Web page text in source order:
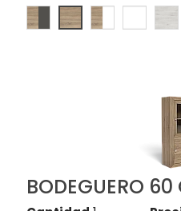
BODEGUERO